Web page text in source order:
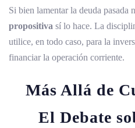
Si bien lamentar la deuda pasada
propositiva sí lo hace. La
utilice, en todo caso, para la
financiar la operación corriente.
Más Allá de
El Debate